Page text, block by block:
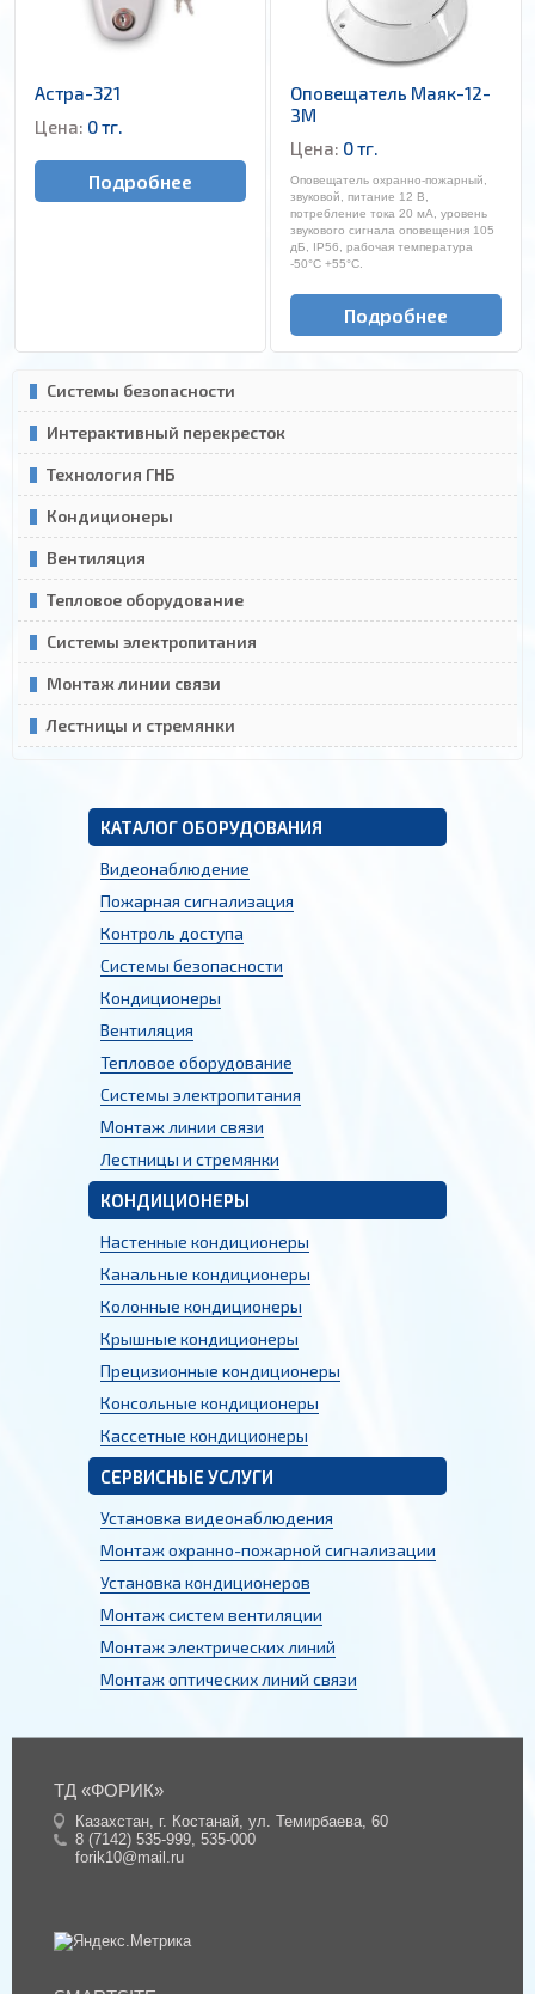
Системы безопасности
Интерактивный перекресток
Технология ГНБ
Кондиционеры
Вентиляция
Тепловое оборудование
Системы электропитания
Монтаж линии связи
Лестницы и стремянки
Астра-321
Цена: 0 тг.
Подробнее
Оповещатель Маяк-12-
ЗМ
Цена: 0 тг.
Оповещатель охранно-пожарный,
звуковой, питание 12 В,
потребление тока 20 мА, уровень
звукового сигнала оповещения 105
дБ, IP56, рабочая температура
-50°С +55°C.
Подробнее
КАТАЛОГ ОБОРУДОВАНИЯ
Видеонаблюдение
Пожарная сигнализация
Контроль доступа
Системы безопасности
Кондиционеры
Вентиляция
Тепловое оборудование
Системы электропитания
Монтаж линии связи
Лестницы и стремянки
КОНДИЦИОНЕРЫ
Настенные кондиционеры
Канальные кондиционеры
Колонные кондиционеры
Крышные кондиционеры
Прецизионные кондиционеры
Консольные кондиционеры
Кассетные кондиционеры
СЕРВИСНЫЕ УСЛУГИ
Установка видеонаблюдения
Монтаж охранно-пожарной сигнализации
Установка кондиционеров
Монтаж систем вентиляции
Монтаж электрических линий
Монтаж оптических линий связи
ТД «ФОРИК»
Казахстан, г. Костанай, ул. Темирбаева, 60
8 (7142) 535-999, 535-000
forik10@mail.ru